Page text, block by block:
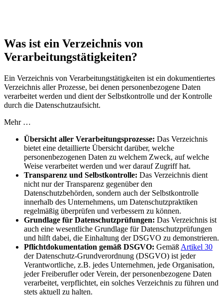
Was ist ein Verzeichnis von
Verarbeitungstätigkeiten?
Ein Verzeichnis von Verarbeitungstätigkeiten ist ein dokumentiertes
Verzeichnis aller Prozesse, bei denen personenbezogene Daten
verarbeitet werden und dient der Selbstkontrolle und der Kontrolle
durch die Datenschutzaufsicht.
Mehr …
Übersicht aller Verarbeitungsprozesse: Das Verzeichnis
bietet eine detaillierte Übersicht darüber, welche
personenbezogenen Daten zu welchem Zweck, auf welche
Weise verarbeitet werden und wer darauf Zugriff hat.
Transparenz und Selbstkontrolle: Das Verzeichnis dient
nicht nur der Transparenz gegenüber den
Datenschutzbehörden, sondern auch der Selbstkontrolle
innerhalb des Unternehmens, um Datenschutzpraktiken
regelmäßig überprüfen und verbessern zu können.
Grundlage für Datenschutzprüfungen: Das Verzeichnis ist
auch eine wesentliche Grundlage für Datenschutzprüfungen
und hilft dabei, die Einhaltung der DSGVO zu demonstrieren.
Pflichtdokumentation gemäß DSGVO: Gemäß Artikel 30
der Datenschutz-Grundverordnung (DSGVO) ist jeder
Verantwortliche, z.B. jedes Unternehmen, jede Organisation,
jeder Freiberufler oder Verein, der personenbezogene Daten
verarbeitet, verpflichtet, ein solches Verzeichnis zu führen und
stets aktuell zu halten.